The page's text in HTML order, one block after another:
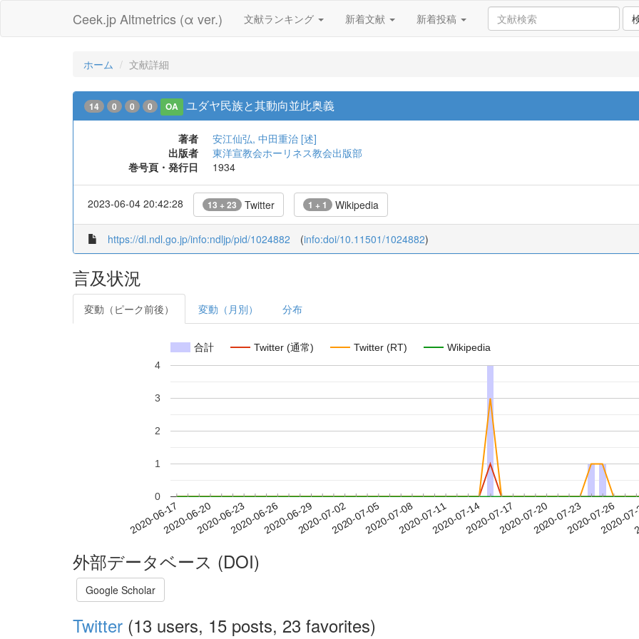
Ceek.jp Altmetrics (α ver.) 文献ランキング 新着文献 新着投稿
ホーム 文献詳細
14 0 0 0 OA ユダヤ民族と其動向並此奥義
著者
安江仙弘, 中田重治 [述]
出版者
東洋宣教会ホーリネス教会出版部
巻号頁・発行日
1934
2023-06-04 20:42:28 13 + 23 Twitter 1 + 1 Wikipedia
https://dl.ndl.go.jp/info:ndljp/pid/1024882 (info:doi/10.11501/1024882)
言及状況
変動（ピーク前後） 変動（月別） 分布
合計 Twitter (通常) Twitter (RT) Wikipedia
2020-06-172020-06-202020-06-232020-06-262020-06-292020-07-022020-07-052020-07-082020-07-112020-07-142020-07-172020-07-202020-07-232020-07-26
2020-
0
1
2
3
4
外部データベース (DOI)
Google Scholar
Twitter (13 users, 15 posts, 23 favorites)